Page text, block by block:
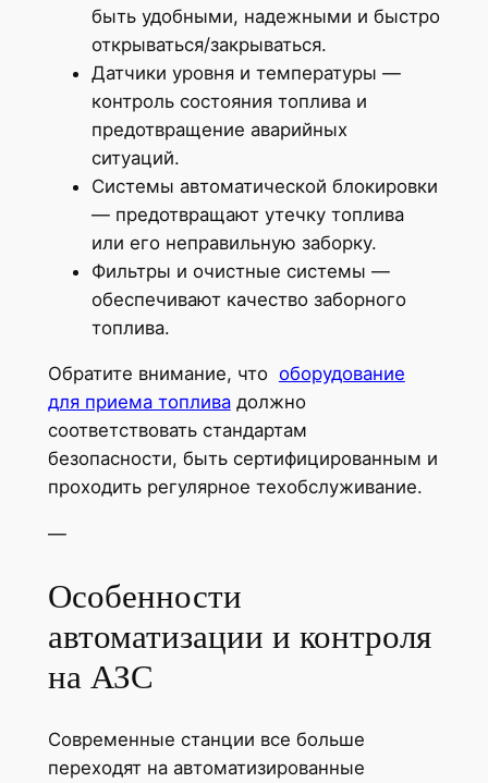
быть удобными, надежными и быстро
открываться/закрываться.
Датчики уровня и температуры —
контроль состояния топлива и
предотвращение аварийных
ситуаций.
Системы автоматической блокировки
— предотвращают утечку топлива
или его неправильную заборку.
Фильтры и очистные системы —
обеспечивают качество заборного
топлива.
Обратите внимание, что оборудование
для приема топливадолжно
соответствовать стандартам
безопасности, быть сертифицированным и
проходить регулярное техобслуживание.
—
Особенности
автоматизации и контроля
на АЗС
Современные станции все больше
переходят на автоматизированные